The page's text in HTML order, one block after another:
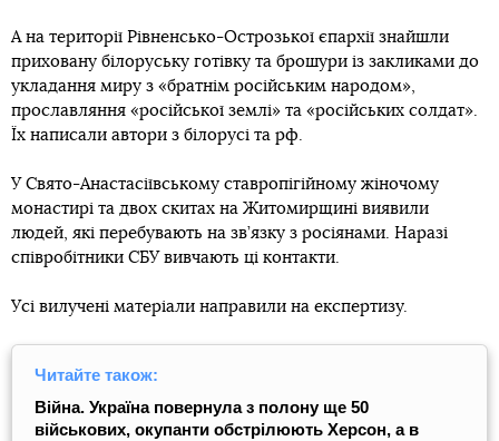
А на території Рівненсько-Острозької єпархії знайшли
приховану білоруську готівку та брошури із закликами до
укладання миру з «братнім російським народом»,
прославляння «російської землі» та «російських солдат».
Їх написали автори з білорусі та рф.
У Свято-Анастасіївському ставропігійному жіночому
монастирі та двох скитах на Житомирщині виявили
людей, які перебувають на зв’язку з росіянами. Наразі
співробітники СБУ вивчають ці контакти.
Усі вилучені матеріали направили на експертизу.
Читайте також:
Війна. Україна повернула з полону ще 50
військових, окупанти обстрілюють Херсон, а в